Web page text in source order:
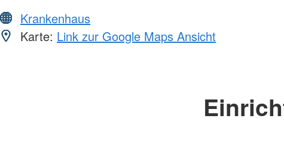
Krankenhaus
Karte: Link zur Google Maps Ansicht